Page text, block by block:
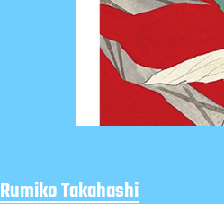
Rumiko Takahashi